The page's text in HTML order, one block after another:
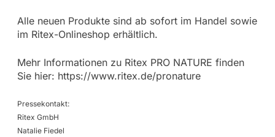
Alle neuen Produkte sind ab sofort im Handel sowie
im Ritex-Onlineshop erhältlich.
Mehr Informationen zu Ritex PRO NATURE finden
Sie hier: https://www.ritex.de/pronature
Pressekontakt:
Ritex GmbH
Natalie Fiedel